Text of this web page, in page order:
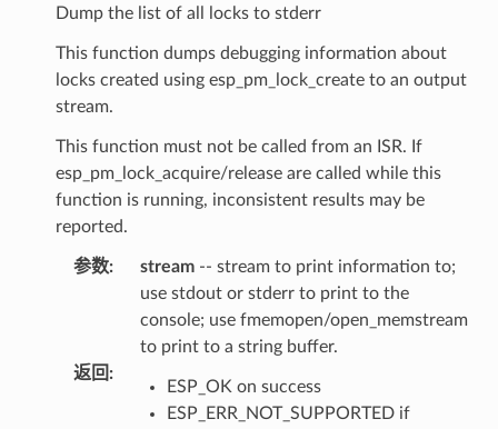
Dump the list of all locks to stderr
This function dumps debugging information about
locks created using esp_pm_lock_create to an output
stream.
This function must not be called from an ISR. If
esp_pm_lock_acquire/release are called while this
function is running, inconsistent results may be
reported.
参数: stream-- stream to print information to;
use stdout or stderr to print to the
console; use fmemopen/open_memstream
to print to a string buffer.
返回 :
ESP_OK on success
ESP_ERR_NOT_SUPPORTED if